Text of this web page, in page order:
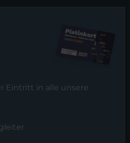
Eintritt in alle unsere